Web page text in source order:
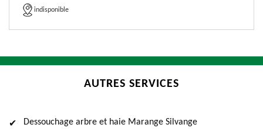
indisponible
AUTRES SERVICES
Dessouchage arbre et haie Marange Silvange